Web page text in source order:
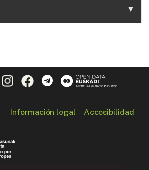
Información legal Accesibilidad